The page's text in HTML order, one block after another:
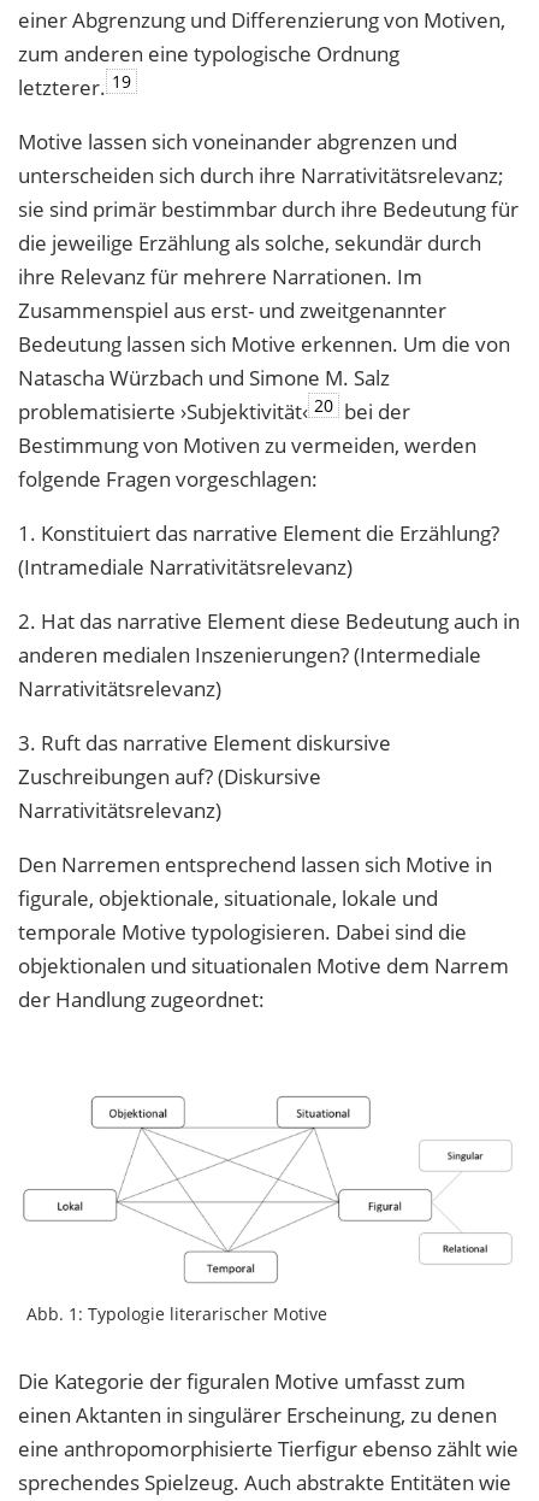
einer Abgrenzung und Differenzierung von Motiven,
zum anderen eine typologische Ordnung
letzterer. 19
Motive lassen sich voneinander abgrenzen und
unterscheiden sich durch ihre Narrativitätsrelevanz;
sie sind primär bestimmbar durch ihre Bedeutung für
die jeweilige Erzählung als solche, sekundär durch
ihre Relevanz für mehrere Narrationen. Im
Zusammenspiel aus erst- und zweitgenannter
Bedeutung lassen sich Motive erkennen. Um die von
Natascha Würzbach und Simone M. Salz
problematisierte ›Subjektivität‹ 20 bei der
Bestimmung von Motiven zu vermeiden, werden
folgende Fragen vorgeschlagen:
1. Konstituiert das narrative Element die Erzählung?
(Intramediale Narrativitätsrelevanz)
2. Hat das narrative Element diese Bedeutung auch in
anderen medialen Inszenierungen? (Intermediale
Narrativitätsrelevanz)
3. Ruft das narrative Element diskursive
Zuschreibungen auf? (Diskursive
Narrativitätsrelevanz)
Den Narremen entsprechend lassen sich Motive in
figurale, objektionale, situationale, lokale und
temporale Motive typologisieren. Dabei sind die
objektionalen und situationalen Motive dem Narrem
der Handlung zugeordnet:
Abb. 1: Typologie literarischer Motive
Die Kategorie der figuralen Motive umfasst zum
einen Aktanten in singulärer Erscheinung, zu denen
eine anthropomorphisierte Tierfigur ebenso zählt wie
sprechendes Spielzeug. Auch abstrakte Entitäten wie